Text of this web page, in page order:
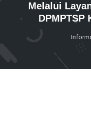
Melalui
DPMPTSP